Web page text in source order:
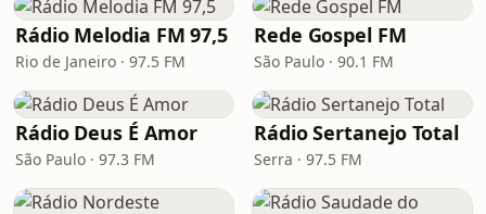
Rádio Melodia FM 97,5
Rio de Janeiro · 97.5 FM
Rede Gospel FM
São Paulo · 90.1 FM
Rádio Deus É Amor
São Paulo · 97.3 FM
Rádio Sertanejo Total
Serra · 97.5 FM